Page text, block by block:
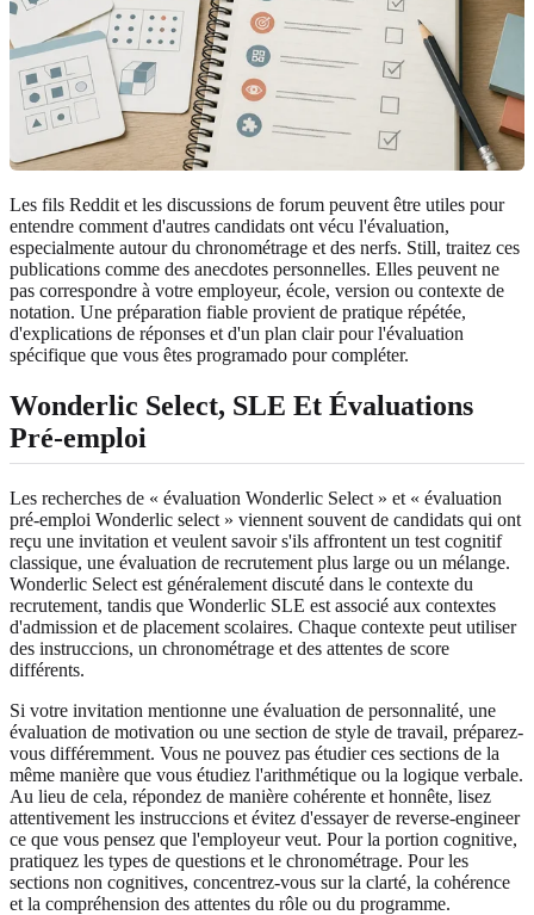
Les fils Reddit et les discussions de forum peuvent être utiles pour
entendre comment d'autres candidats ont vécu l'évaluation,
especialmente autour du chronométrage et des nerfs. Still, traitez ces
publications comme des anecdotes personnelles. Elles peuvent ne
pas correspondre à votre employeur, école, version ou contexte de
notation. Une préparation fiable provient de pratique répétée,
d'explications de réponses et d'un plan clair pour l'évaluation
spécifique que vous êtes programado pour compléter.
Wonderlic Select, SLE Et Évaluations
Pré-emploi
Les recherches de « évaluation Wonderlic Select » et « évaluation
pré-emploi Wonderlic select » viennent souvent de candidats qui ont
reçu une invitation et veulent savoir s'ils affrontent un test cognitif
classique, une évaluation de recrutement plus large ou un mélange.
Wonderlic Select est généralement discuté dans le contexte du
recrutement, tandis que Wonderlic SLE est associé aux contextes
d'admission et de placement scolaires. Chaque contexte peut utiliser
des instruccions, un chronométrage et des attentes de score
différents.
Si votre invitation mentionne une évaluation de personnalité, une
évaluation de motivation ou une section de style de travail, préparez-
vous différemment. Vous ne pouvez pas étudier ces sections de la
même manière que vous étudiez l'arithmétique ou la logique verbale.
Au lieu de cela, répondez de manière cohérente et honnête, lisez
attentivement les instruccions et évitez d'essayer de reverse-engineer
ce que vous pensez que l'employeur veut. Pour la portion cognitive,
pratiquez les types de questions et le chronométrage. Pour les
sections non cognitives, concentrez-vous sur la clarté, la cohérence
et la compréhension des attentes du rôle ou du programme.